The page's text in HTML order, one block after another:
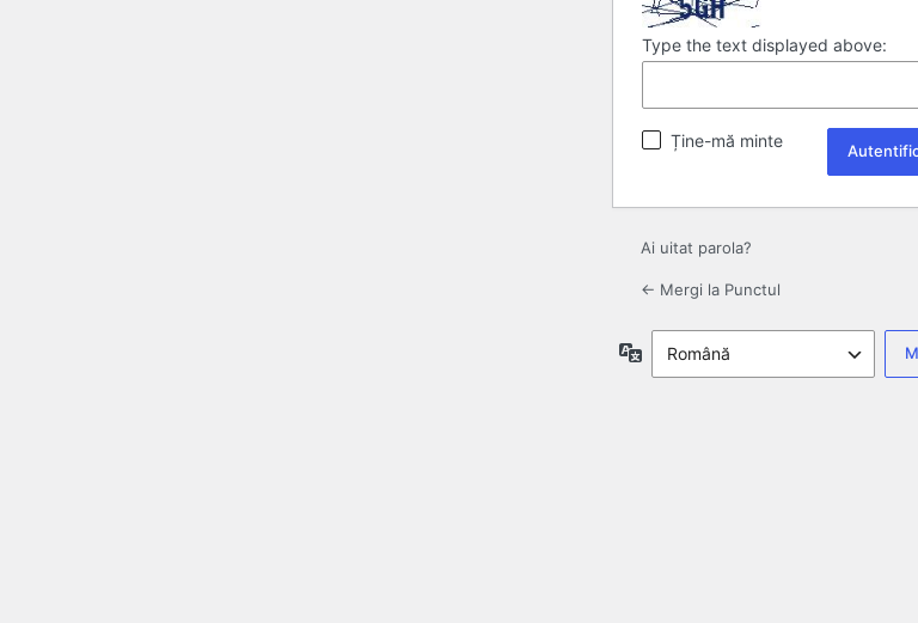
Type the text displayed above:
Ține-mă minte
Ai uitat parola?
← Mergi la Punctul
Limbă